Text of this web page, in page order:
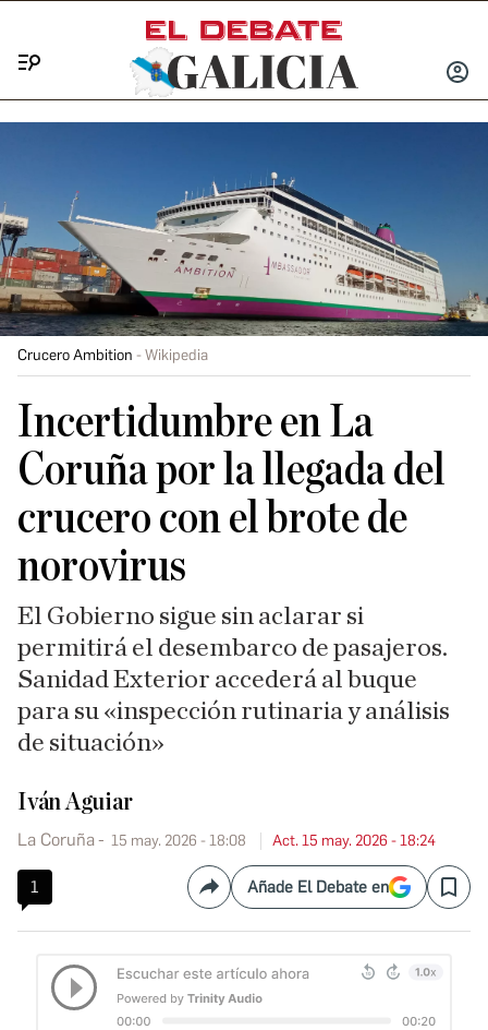
INICIAR
Crucero Ambition Wikipedia
Incertidumbre en La
Coruña por la llegada del
crucero con el brote de
norovirus
El Gobierno sigue sin aclarar si
permitirá el desembarco de pasajeros.
Sanidad Exterior accederá al buque
para su «inspección rutinaria y análisis
de situación»
Iván Aguiar
La Coruña 15 may. 2026 - 18:08 Act. 15 may. 2026 - 18:24
1 CompartirAñade El Debate en Save